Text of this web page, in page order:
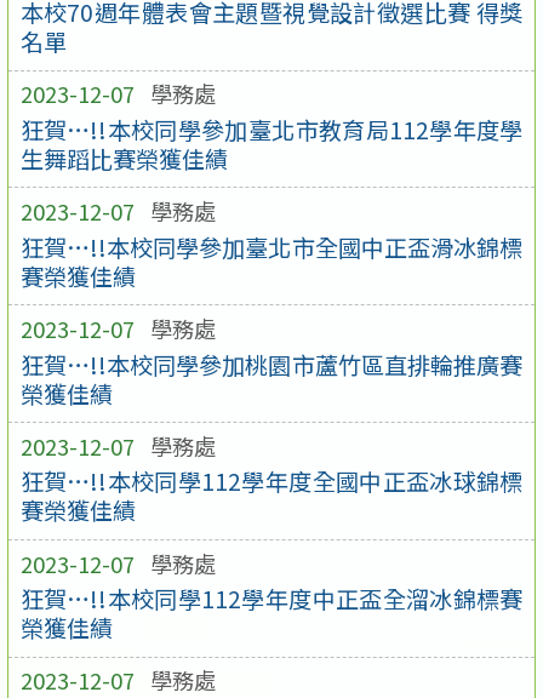
本校70週年體表會主題暨視覺設計徵選比賽 得獎
名單
2023-12-07 學務處
狂賀…!!本校同學參加臺北市教育局112學年度學
生舞蹈比賽榮獲佳績
2023-12-07 學務處
狂賀…!!本校同學參加臺北市全國中正盃滑冰錦標
賽榮獲佳績
2023-12-07 學務處
狂賀…!!本校同學參加桃園市蘆竹區直排輪推廣賽
榮獲佳績
2023-12-07 學務處
狂賀…!!本校同學112學年度全國中正盃冰球錦標
賽榮獲佳績
2023-12-07 學務處
狂賀…!!本校同學112學年度中正盃全溜冰錦標賽
榮獲佳績
2023-12-07 學務處